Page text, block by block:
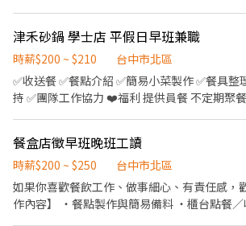
班) #有基本刀工即可(切菜腳)
津禾砂鍋 學士店 平假日早班兼職
時薪$200 ~ $210
台中市北區
✅收送餐 ✅餐點介紹 ✅簡易小菜製作 ✅餐具整
持 ✅團隊工作協力 ❤️福利 提供員餐 不定期聚餐
餐盒店徵早班晚班工讀
時薪$200 ~ $250
台中市北區
如果你喜歡餐飲工作、做事細心、有責任感，歡迎
作內容】 ・餐點製作與簡易備料 ・櫃台點餐